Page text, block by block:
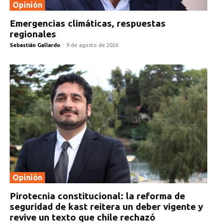
Opinión
Emergencias climáticas, respuestas
regionales
Sebastián Gallardo - 9 de agosto de 2026
Opinión
Pirotecnia constitucional: la reforma de
seguridad de kast reitera un deber vigente y
revive un texto que chile rechazó